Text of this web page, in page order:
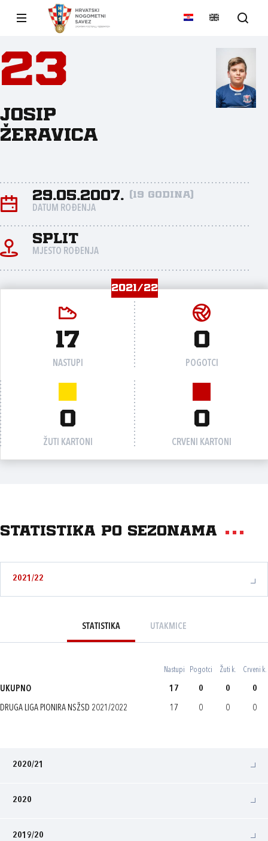
23
Josip
Žeravica
29.05.2007. (19 godina)
DATUM ROĐENJA
Split
MJESTO ROĐENJA
2021/22
17
NASTUPI
0
POGOTCI
0
ŽUTI KARTONI
0
CRVENI KARTONI
Statistika po sezonama
2021/22
STATISTIKA UTAKMICE
Nastupi Pogotci Žuti k. Crveni k.
UKUPNO 17 0 0 0
DRUGA LIGA PIONIRA NSŽSD 2021/2022 17 0 0 0
2020/21
2020
2019/20